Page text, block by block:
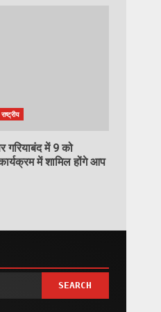
राष्ट्रीय
गरियाबंद में 9 को
में शामिल होंगे आप
SEARCH